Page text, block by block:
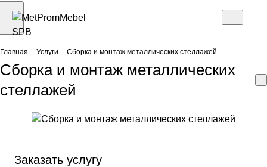
Главная Услуги Сборка и монтаж металлических стеллажей
Сборка и монтаж металлических
стеллажей
Заказать услугу